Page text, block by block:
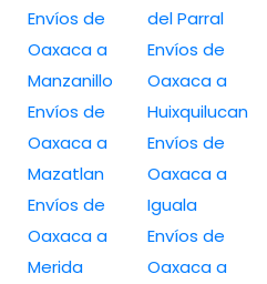
Envíos de
Oaxaca a
Manzanillo
Envíos de
Oaxaca a
Mazatlan
Envíos de
Oaxaca a
Merida
del Parral
Envíos de
Oaxaca a
Huixquilucan
Envíos de
Oaxaca a
Iguala
Envíos de
Oaxaca a